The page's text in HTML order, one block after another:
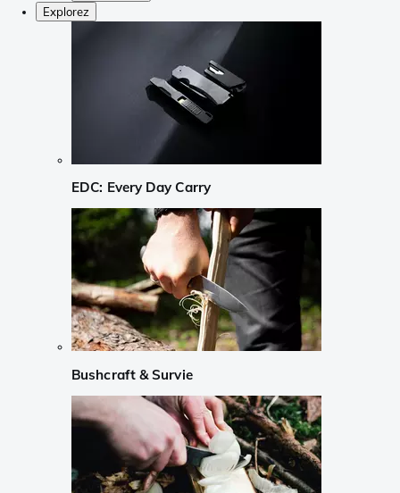
Explorez
EDC: Every Day Carry
Bushcraft & Survie